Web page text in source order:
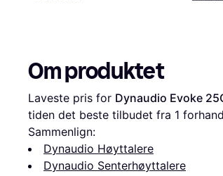
Om produktet
Laveste pris for Dynaudio Evoke
tiden det beste tilbudet fra 1
Sammenlign:
Dynaudio Høyttalere
Dynaudio Senterhøyttalere